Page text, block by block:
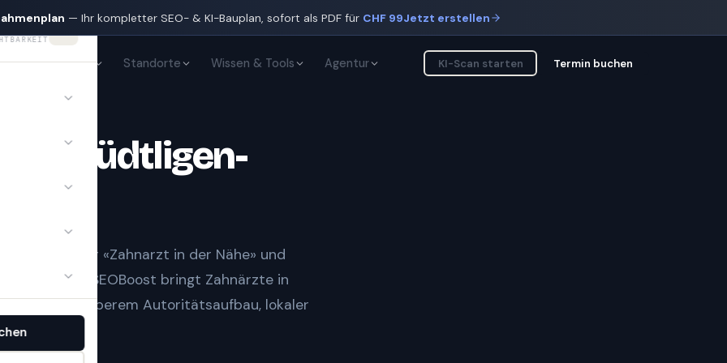
— Ihr kompletter SEO- & KI-Bauplan, sofort als PDF für CHF 99Jetzt erstellen
KI-Sichtbarkeit Standorte Wissen & Tools Agentur KI-Scan starten Termin buchen
inRüdtligen-
Notfall» oder «Zahnarzt in der Nähe» und
Treffern.
SEOBoost bringt Zahnärzte in
KI — mit sauberem Autoritätsaufbau, lokaler